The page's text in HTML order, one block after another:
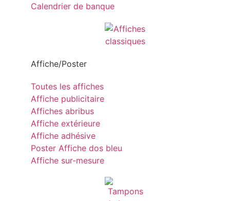
Calendrier de banque
Affiche/Poster
Toutes les affiches
Affiche publicitaire
Affiches abribus
Affiche extérieure
Affiche adhésive
Poster Affiche dos bleu
Affiche sur-mesure